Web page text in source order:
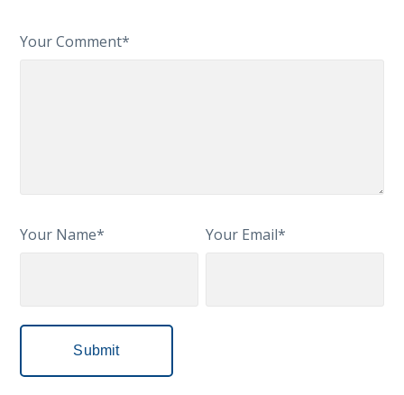
Your Comment*
Your Name* Your Email*